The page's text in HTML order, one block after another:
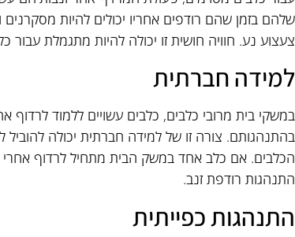
שלהם בזמן שהם רודפים אחריו יכולים להיות
צעצוע נע. חוויה חושית זו יכולה להיות מתגמלת עבור
למידה חברתית
במשקי בית מרובי כלבים, כלבים עשויים ללמוד לרדוף
בהתנהגותם. צורה זו של למידה חברתית יכולה להוביל
הכלבים. אם כלב אחד במשק הבית מתחיל לרדוף אחרי
התנהגות רודפת זנב.
התנהגות כפייתית